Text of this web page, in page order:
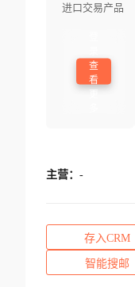
进口交易产品
查
看
主营： -
存入CRM
智能搜邮